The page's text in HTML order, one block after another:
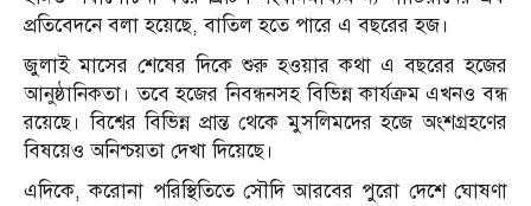
প্রতিবেদনে বলা হয়েছে, বাতিল হতে পারে এ বছরের হজ।
জুলাই মাসের শেষের দিকে শুরু হওয়ার কথা এ বছরের হজের
আনুষ্ঠানিকতা। তবে হজের নিবন্ধনসহ বিভিন্ন কার্যক্রম এখনও বন্ধ
রয়েছে। বিশ্বের বিভিন্ন প্রান্ত থেকে মুসলিমদের হজে অংশগ্রহণের
বিষয়েও অনিশ্চয়তা দেখা দিয়েছে।
এদিকে, করোনা পরিস্থিতিতে সৌদি আরবের পুরো দেশে ঘোষণা